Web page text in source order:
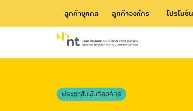
ลูกค้าบุคคล ลูกค้าองค์กร โปรโมชั่น
ประชาสัมพันธ์องค์กร